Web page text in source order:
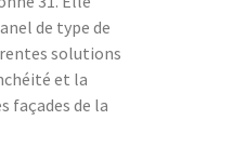
de type de
solutions
et la
façades de la